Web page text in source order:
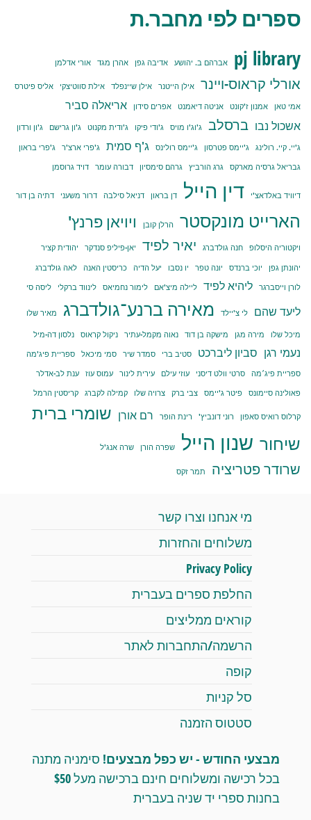
ספרים לפי מחבר.ת
pj library אברהם ב. יהושע אדיבה גפן אהרן מגד אורי אדלמן
אורלי קראוס-ויינר אילן הייטנר אילן שיינפלד אילת סווטיצקי אליס פיטרס
אמי טאן אמנון ז'קונט אניטה דיאמנט אפרים סידון
אריאלה סביר
אשכול נבו ברסלב ג'וג'ו מויס ג'ודי פיקו ג'ודית מקנוט ג'ון גרישם ג'ון ורדון
ג'יי. קיי. רולינג ג'יימס פטרסון ג'יימס רולינס ג'ף סמית ג'פרי ארצ'ר
ג'פרי בראון
גבריאל גרסיה מארקס
גרג הורביץ גרהם סימסיון דבורה עומר דויד גרוסמן
דיוויד באלדאצ'י דין הייל דן בראון דניאל סילבה דרור משעני דתיה בן דור
הארייט מונקסטר הרלן קובן ויויאן פרנץ'
ויקטוריה היסלופ חנה גולדברג יאיר לפיד יאן-פיליפ סנדקר יהודית קציר
יהונתן גפן יוכי ברנדס יונה טפר יו נסבו יעל הדיה כריסטין האנה
לאה גולדברג
לורן וייסברגר
ליהיא לפיד ליילה מיצ'אם לימור נחמיאס לינווד ברקלי ליסה סי
ליעד שהם לי צ'יילד מאירה ברנע־גולדברג מאיר שלו
מיכל שלו מירה מגן מישקה בן דוד נאוה מקמל-עתיר ניקול קראוס נלסון דה-מיל
נעמי רגן סביון ליברכט סטיב ברי סמדר שיר סמי מיכאל
ספריית פיג'מה
ספריית פיג׳מה
סרטי וולט דיסני עוזי עילם עירית לינור עמוס עוז
ענת לב-אדלר
פאולינה סיימונס
פיטר ג'יימס צבי ברק צרויה שלו קמילה לקברג קריסטין הרמל
קרלוס רואיס סאפון רוני דונביץ' רינת הופר רם אורן שומרי ברית
שיחור שנון הייל שפרה הורן שרה אנג'ל
שרודר פטריציה תמר זקס
מי אנחנו וצרו קשר
משלוחים והחזרות
Privacy Policy
החלפת ספרים בעברית
קוראים ממליצים
הרשמה/התחברות לאתר
קופה
סל קניות
סטטוס הזמנה
מבצעי החודש - יש כפל מבצעים! סימניה מתנה
בכל רכישה ומשלוחים חינם ברכישה מעל $50
בחנות ספרי יד שניה בעברית